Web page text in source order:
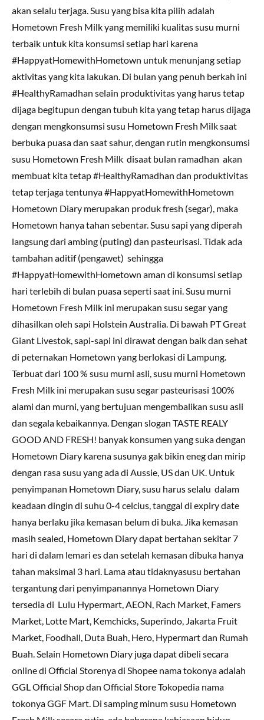
akan selalu terjaga. Susu yang bisa kita pilih adalah
Hometown Fresh Milk yang memiliki kualitas susu murni
terbaik untuk kita konsumsi setiap hari karena
#HappyatHomewithHometown untuk menunjang setiap
aktivitas yang kita lakukan. Di bulan yang penuh berkah ini
#HealthyRamadhan selain produktivitas yang harus tetap
dijaga begitupun dengan tubuh kita yang tetap harus dijaga
dengan mengkonsumsi susu Hometown Fresh Milk saat
berbuka puasa dan saat sahur, dengan rutin mengkonsumsi
susu Hometown Fresh Milk disaat bulan ramadhan akan
membuat kita tetap #HealthyRamadhan dan produktivitas
tetap terjaga tentunya #HappyatHomewithHometown
Hometown Diary merupakan produk fresh (segar), maka
Hometown hanya tahan sebentar. Susu sapi yang diperah
langsung dari ambing (puting) dan pasteurisasi. Tidak ada
tambahan aditif (pengawet) sehingga
#HappyatHomewithHometown aman di konsumsi setiap
hari terlebih di bulan puasa seperti saat ini. Susu murni
Hometown Fresh Milk ini merupakan susu segar yang
dihasilkan oleh sapi Holstein Australia. Di bawah PT Great
Giant Livestok, sapi-sapi ini dirawat dengan baik dan sehat
di peternakan Hometown yang berlokasi di Lampung.
Terbuat dari 100 % susu murni asli, susu murni Hometown
Fresh Milk ini merupakan susu segar pasteurisasi 100%
alami dan murni, yang bertujuan mengembalikan susu asli
dan segala kebaikannya. Dengan slogan TASTE REALY
GOOD AND FRESH! banyak konsumen yang suka dengan
Hometown Diary karena susunya gak bikin eneg dan mirip
dengan rasa susu yang ada di Aussie, US dan UK. Untuk
penyimpanan Hometown Diary, susu harus selalu dalam
keadaan dingin di suhu 0-4 celcius, tanggal di expiry date
hanya berlaku jika kemasan belum di buka. Jika kemasan
masih sealed, Hometown Diary dapat bertahan sekitar 7
hari di dalam lemari es dan setelah kemasan dibuka hanya
tahan maksimal 3 hari. Lama atau tidaknyasusu bertahan
tergantung dari penyimpanannya Hometown Diary
tersedia di Lulu Hypermart, AEON, Rach Market, Famers
Market, Lotte Mart, Kemchicks, Superindo, Jakarta Fruit
Market, Foodhall, Duta Buah, Hero, Hypermart dan Rumah
Buah. Selain Hometown Diary juga dapat dibeli secara
online di Official Storenya di Shopee nama tokonya adalah
GGL Official Shop dan Official Store Tokopedia nama
tokonya GGF Mart. Di samping minum susu Hometown